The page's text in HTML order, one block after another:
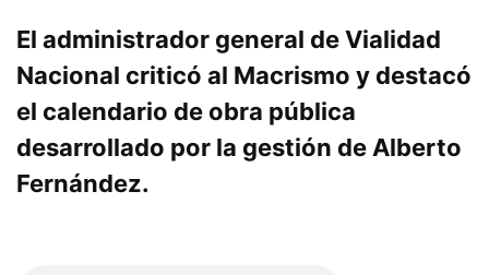
El administrador general de Vialidad
Nacional criticó al Macrismo y destacó
el calendario de obra pública
desarrollado por la gestión de Alberto
Fernández.